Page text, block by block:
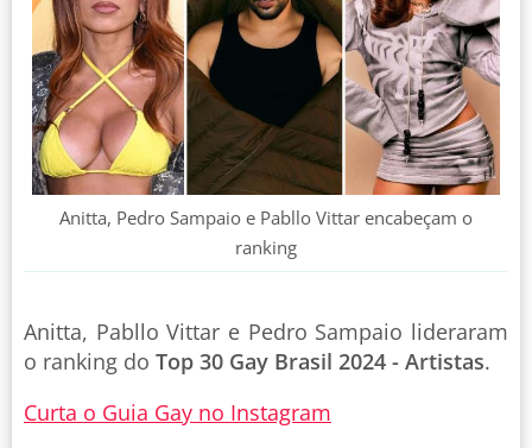
Anitta, Pedro Sampaio e Pabllo Vittar encabeçam o
ranking
Anitta, Pabllo Vittar e Pedro Sampaio lideraram
o ranking do Top 30 Gay Brasil 2024 - Artistas.
Curta o Guia Gay no Instagram